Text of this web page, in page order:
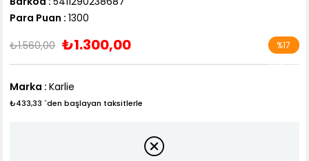
Para Puan : 1300
₺1.560,00 ₺1.300,00 %17
İndirim
Marka : Karlie
₺433,33 `den başlayan taksitlerle